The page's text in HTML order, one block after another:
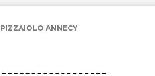
PIZZAIOLO ANNECY